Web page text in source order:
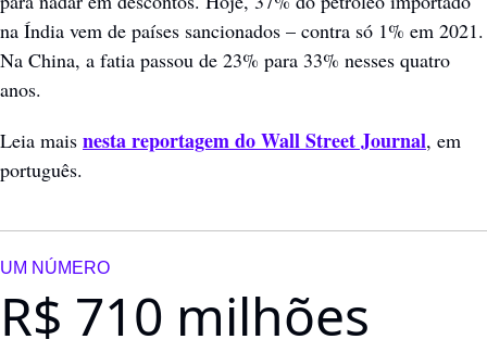
na Índia vem de países sancionados – contra só 1% em 2021.
Na China, a fatia passou de 23% para 33% nesses quatro
anos.
Leia mais nesta reportagem do Wall Street Journal, em
português.
UM NÚMERO
R$ 710 milhões